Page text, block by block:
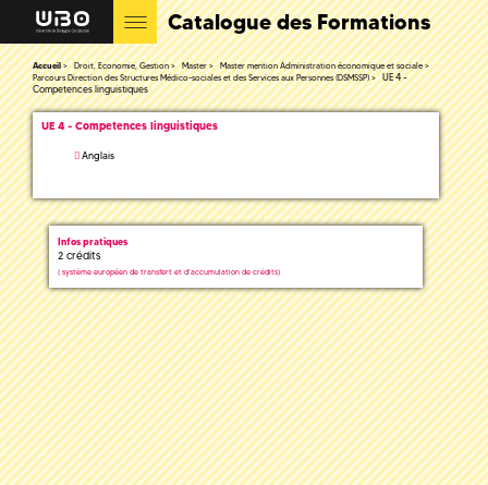
Catalogue des Formations
Accueil Droit, Economie, Gestion Master
Master mention Administration économique et sociale
Parcours Direction des Structures Médico-sociales et des Services aux Personnes (DSMSSP)
UE 4 -
Competences linguistiques
UE 4 - Competences linguistiques
Anglais
Infos pratiques
2 crédits
( système européen de transfert et d'accumulation de crédits)